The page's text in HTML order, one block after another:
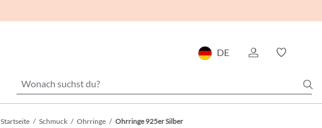
DE
Startseite / Schmuck / Ohrringe / Ohrringe 925er Silber